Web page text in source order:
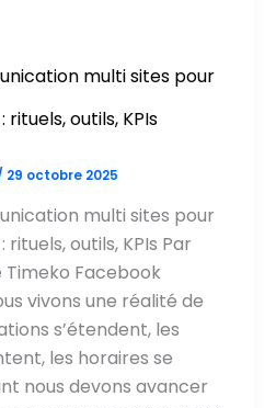
multi sites pour
outils, KPIs
29 octobre 2025
multi sites pour
outils, KPIs Par
Facebook
vivons une réalité de
s’étendent, les
les horaires se
nous devons avancer